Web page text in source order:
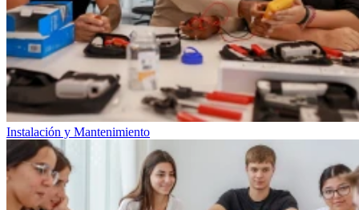
Instalación y Mantenimiento